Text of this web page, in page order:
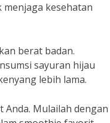
kesehatan
berat badan.
sayuran hijau
lebih lama.
Anda. Mulailah dengan